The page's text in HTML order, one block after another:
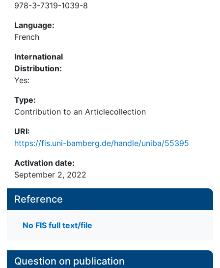
978-3-7319-1039-8
Language:
French
International
Distribution:
Yes:
Type:
Contribution to an Articlecollection
URI:
https://fis.uni-bamberg.de/handle/uniba/55395
Activation date:
September 2, 2022
Reference
No FIS full text/file
Question on publication